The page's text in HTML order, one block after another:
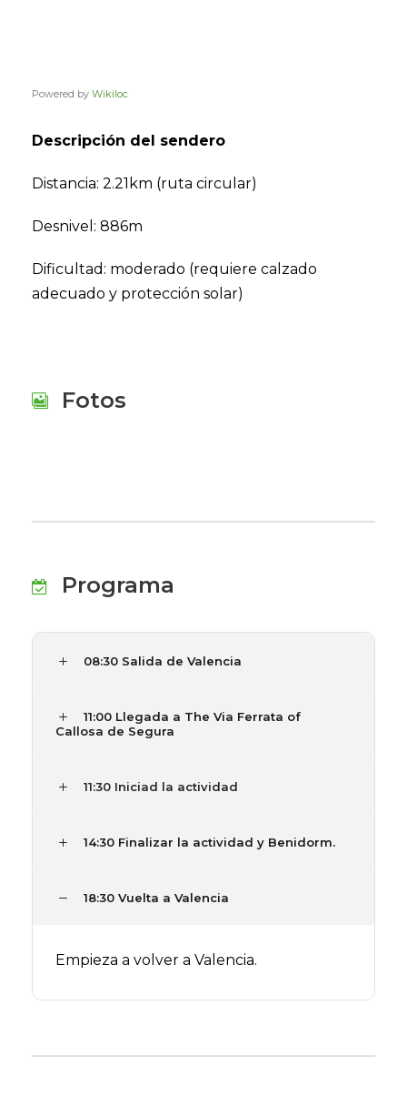
Powered by Wikiloc
Descripción del sendero
Distancia: 2.21km (ruta circular)
Desnivel: 886m
Dificultad: moderado (requiere calzado
adecuado y protección solar)
Fotos
Programa
08:30 Salida de Valencia
11:00 Llegada a The Via Ferrata of
Callosa de Segura
11:30 Iniciad la actividad
14:30 Finalizar la actividad y Benidorm.
18:30 Vuelta a Valencia
Empieza a volver a Valencia.